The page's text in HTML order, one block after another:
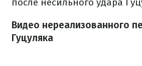
после несильного удара
Видео нереализованного
Гуцуляка